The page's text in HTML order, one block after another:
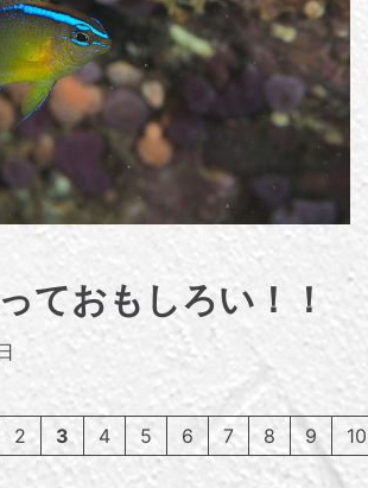
ておもしろい！！
2 3 4 5 6 7 8 9 10